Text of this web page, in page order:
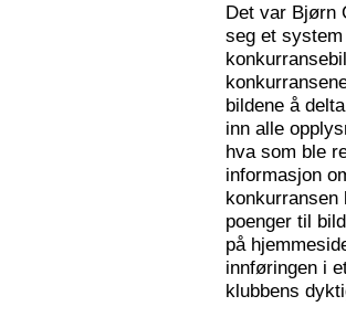
Det var Bjørn
seg et
bildene å
inn alle
hva som ble
informasjon
konkurransen
poenger til
på
innføringen i
klubbens